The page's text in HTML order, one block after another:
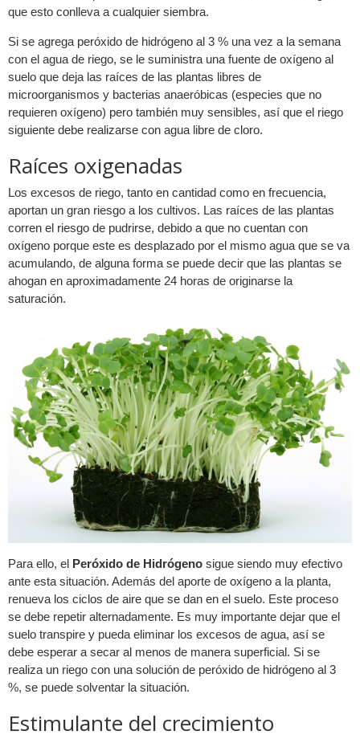
que esto conlleva a cualquier siembra.
Si se agrega peróxido de hidrógeno al 3 % una vez a la semana
con el agua de riego, se le suministra una fuente de oxígeno al
suelo que deja las raíces de las plantas libres de
microorganismos y bacterias anaeróbicas (especies que no
requieren oxígeno) pero también muy sensibles, así que el riego
siguiente debe realizarse con agua libre de cloro.
Raíces oxigenadas
Los excesos de riego, tanto en cantidad como en frecuencia,
aportan un gran riesgo a los cultivos. Las raíces de las plantas
corren el riesgo de pudrirse, debido a que no cuentan con
oxígeno porque este es desplazado por el mismo agua que se va
acumulando, de alguna forma se puede decir que las plantas se
ahogan en aproximadamente 24 horas de originarse la
saturación.
Para ello, el Peróxido de Hidrógeno sigue siendo muy efectivo
ante esta situación. Además del aporte de oxígeno a la planta,
renueva los ciclos de aire que se dan en el suelo. Este proceso
se debe repetir alternadamente. Es muy importante dejar que el
suelo transpire y pueda eliminar los excesos de agua, así se
debe esperar a secar al menos de manera superficial. Si se
realiza un riego con una solución de peróxido de hidrógeno al 3
%, se puede solventar la situación.
Estimulante del crecimiento